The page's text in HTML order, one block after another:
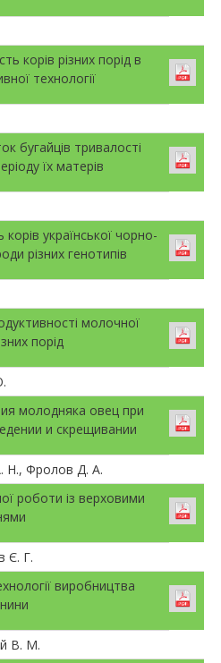
корів різних порід в
технології
бугайців тривалості
їх матерів
української чорно-
різних генотипів
молочної
порід
молодняка овец при
и скрещивании
Н., Фролов Д. А.
роботи із верховими
Є. Г.
виробництва
В. М.